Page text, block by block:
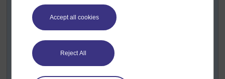
Accept all cookies
Reject All
substance à étudier sont la craie, l’huile de cuisine, la
margarine et le savon, mais laissez vos élèves essayer
leurs propres idées. (Voir la
Ressource clé :
Selon l’équipement dont vous disposez :
Les élèves peuvent utiliser une chaussure lestée (de
grosses pierres feraient parfaitement l’affaire) sur un